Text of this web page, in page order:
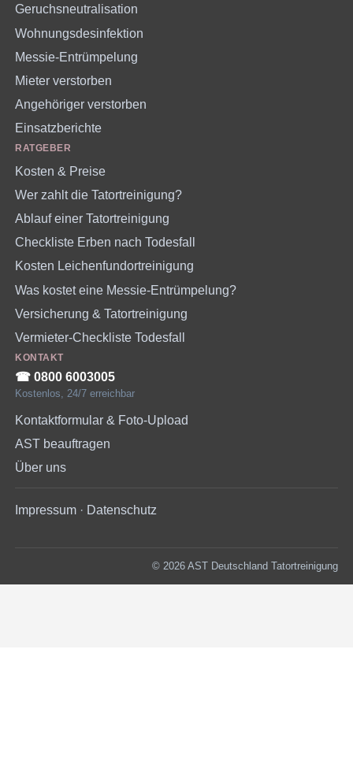
Geruchsneutralisation
Wohnungsdesinfektion
Messie-Entrümpelung
Mieter verstorben
Angehöriger verstorben
Einsatzberichte
RATGEBER
Kosten & Preise
Wer zahlt die Tatortreinigung?
Ablauf einer Tatortreinigung
Checkliste Erben nach Todesfall
Kosten Leichenfundortreinigung
Was kostet eine Messie-Entrümpelung?
Versicherung & Tatortreinigung
Vermieter-Checkliste Todesfall
KONTAKT
☎︎ 0800 6003005
Kostenlos, 24/7 erreichbar
Kontaktformular & Foto-Upload
AST beauftragen
Über uns
Impressum · Datenschutz
© 2026 AST Deutschland Tatortreinigung